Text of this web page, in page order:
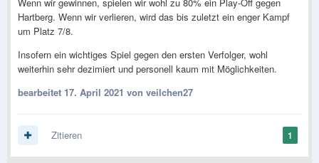
Wenn wir gewinnen, spielen wir wohl zu 80% ein Play-Off gegen
Hartberg. Wenn wir verlieren, wird das bis zuletzt ein enger Kampf
um Platz 7/8.
Insofern ein wichtiges Spiel gegen den ersten Verfolger, wohl
weiterhin sehr dezimiert und personell kaum mit Möglichkeiten.
bearbeitet 17. April 2021 von veilchen27
1
Zitieren